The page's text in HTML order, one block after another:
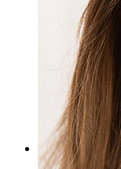
Ļoti skaisti!
Skaista
ātra piegāde,
Anastasiia
Tulkojis MI
Rating